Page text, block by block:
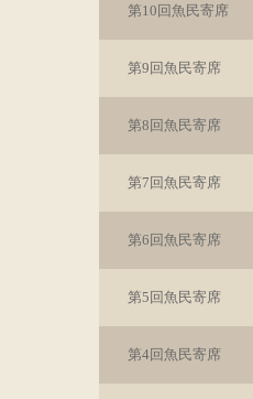
第10回魚民寄席
第9回魚民寄席
第8回魚民寄席
第7回魚民寄席
第6回魚民寄席
第5回魚民寄席
第4回魚民寄席